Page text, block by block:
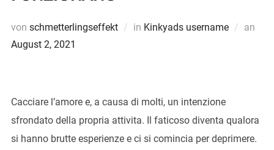
von schmetterlingseffekt in Kinkyads username an
August 2, 2021
Cacciare l’amore e, a causa di molti, un intenzione
sfrondato della propria attivita. Il faticoso diventa qualora
si hanno brutte esperienze e ci si comincia per deprimere.